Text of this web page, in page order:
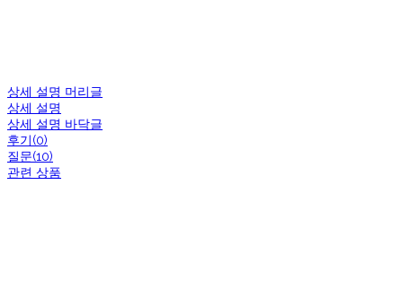
상세 설명 머리글
상세 설명
상세 설명 바닥글
후기(0)
질문(10)
관련 상품